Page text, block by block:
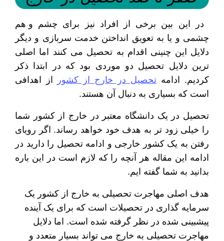
در این بین برخی از افراد نیز برای چشم و هم
چشمی و یا به تعویق انداختن خدمت سربازی و دیگر
دلایل این چنینی اقدام به تحصیل می کنند اما اصلی
ترین دلایل تحصیل دو موردی بود که در ابتدا ذکر
کردیم. ادامه تحصیل در خارج از کشور
از اهدافی
است که بسیاری به دنبال آن هستند.
تحصیل در یک دانشگاه معتبر در خارج از کشور شما
را خیلی زود تر به هدف خود خواهد رساند. اگر رویای
رفتن به یک کشور خارجی و ادامه تحصیل را دارید در
ادامه این مقاله هر آنچه را که لازم است در این باره
بدانید به شما گفته ایم.
هدف اصلی مهاجرت تحصیلی به خارج از کشور یک
سرمایه گذاری در تحصیلات است که برای یک آینده
پیشبینی شده در نظر گرفته شده است. اما دلایل
مهاجرت تحصیلی به خارج می تواند بسیار متعدد و